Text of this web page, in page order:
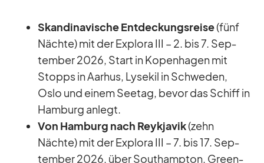
Skan­di­na­vi­sche Ent­de­ckungs­reise(fünf
Nächte) mit der Ex­plora III – 2. bis 7. Sep­
tem­ber 2026, Start in Ko­pen­ha­gen mit
Stopps in Aar­hus, Lys­e­kil in Schwe­den,
Oslo und ei­nem See­tag, be­vor das Schiff in
Ham­burg an­legt.
Von Ham­burg nach Reykja­vik(zehn
Nächte) mit der Ex­plora III – 7. bis 17. Sep­
tem­ber 2026, über Sout­hamp­ton, Green­